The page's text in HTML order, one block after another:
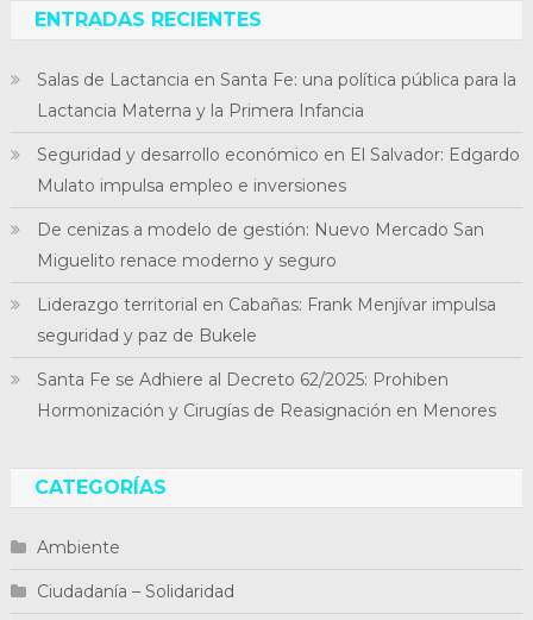
ENTRADAS RECIENTES
Salas de Lactancia en Santa Fe: una política pública para la
Lactancia Materna y la Primera Infancia
Seguridad y desarrollo económico en El Salvador: Edgardo
Mulato impulsa empleo e inversiones
De cenizas a modelo de gestión: Nuevo Mercado San
Miguelito renace moderno y seguro
Liderazgo territorial en Cabañas: Frank Menjívar impulsa
seguridad y paz de Bukele
Santa Fe se Adhiere al Decreto 62/2025: Prohiben
Hormonización y Cirugías de Reasignación en Menores
CATEGORÍAS
Ambiente
Ciudadanía – Solidaridad